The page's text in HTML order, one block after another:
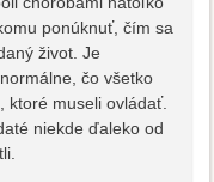
ponúknuť, čím sa
život. Je
čo všetko
ktoré museli ovládať.
niekde ďaleko od